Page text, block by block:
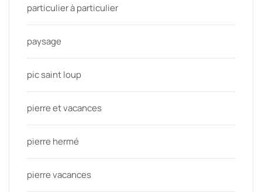
particulier à particulier
paysage
pic saint loup
pierre et vacances
pierre hermé
pierre vacances